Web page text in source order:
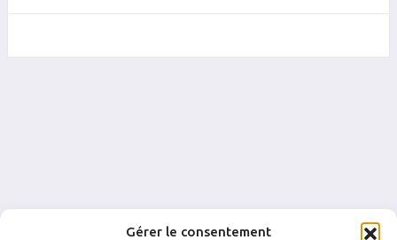
Gérer le consentement